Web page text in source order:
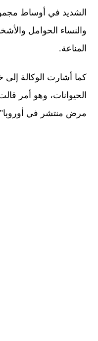
الشديد في أوساط
والنساء الحوامل
المناعة.
كما أشارت الوكالة إلى
الحيوانات، وهو أمر
مرض منتشر في